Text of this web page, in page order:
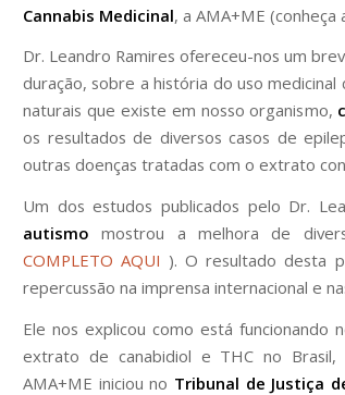
Cannabis Medicinal, a AMA+ME (conheça
Dr. Leandro Ramires ofereceu-nos um
duração, sobre a história do uso
naturais que existe em nosso organismo,
os resultados de diversos casos de
outras doenças tratadas com o extrato
Um dos estudos publicados pelo Dr.
autismo mostrou a melhora de
COMPLETO AQUI ). O resultado desta
repercussão na imprensa internacional e
Ele nos explicou como está
extrato de canabidiol e THC no Brasil,
AMA+ME iniciou no Tribunal de Justiça